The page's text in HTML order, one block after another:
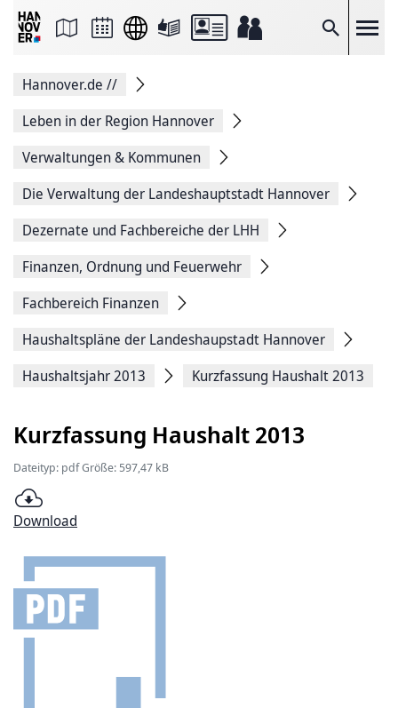
Suche
Seite
Facebook
teilen
Seitenlink
Seite
Hannover.de //
Leben in der Region Hannover
Verwaltungen & Kommunen
Die Verwaltung der Landeshauptstadt Hannover
Dezernate und Fachbereiche der LHH
Finanzen, Ordnung und Feuerwehr
Fachbereich Finanzen
Haushaltspläne der Landeshaupstadt Hannover
Haushaltsjahr 2013
Kurzfassung Haushalt 2013
Kurzfassung Haushalt 2013
Dateityp: pdf Größe: 597,47 kB
Download